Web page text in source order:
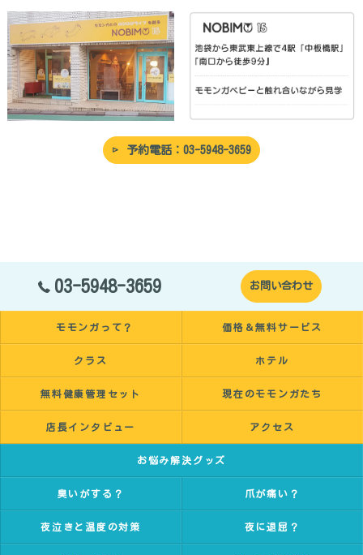
予約電話：03-5948-3659
03-5948-3659 お問い合わせ
モモンガって？ 価格＆無料サービス
クラス ホテル
無料健康管理セット 現在のモモンガたち
店長インタビュー アクセス
お悩み解決グッズ
臭いがする？ 爪が痛い？
夜泣きと温度の対策 夜に退屈？